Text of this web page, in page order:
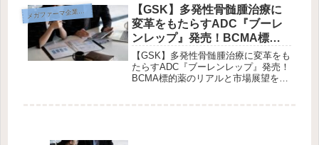
が日本法人「Krystal Biotech Japa...
メ
ガファーマ企業研究
【GSK】多発性骨髄腫治療に
変革をもたらすADC『ブーレ
ンレップ』発売！BCMA標的
薬のリアルと市場展望を徹底
深掘り
【GSK】多発性骨髄腫治療に変革をも
たらすADC『ブーレンレップ』発売！
BCMA標的薬のリアルと市場展望を徹